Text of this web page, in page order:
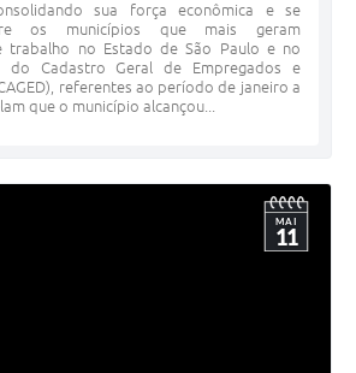
sua força econômica e se
os municípios que mais geram
trabalho no Estado de São Paulo e no
do Cadastro Geral de Empregados e
referentes ao período de janeiro a
que o município alcançou...
MAI
11